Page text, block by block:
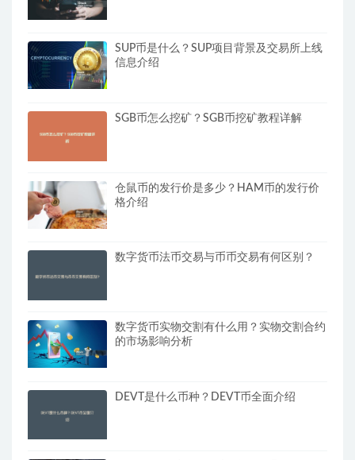
SUP币是什么？SUP项目背景及交易所上线
信息介绍
SGB币怎么挖矿？SGB币挖矿教程详解
仓鼠币的发行价是多少？HAM币的发行价
格介绍
数字货币法币交易与币币交易有何区别？
数字货币实物交割有什么用？实物交割合约
的市场影响分析
DEVT是什么币种？DEVT币全面介绍